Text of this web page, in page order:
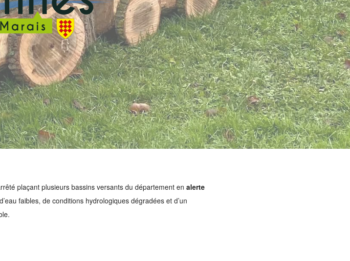
plaçant plusieurs bassins versants du département en alerte
faibles, de conditions hydrologiques dégradées et d’un